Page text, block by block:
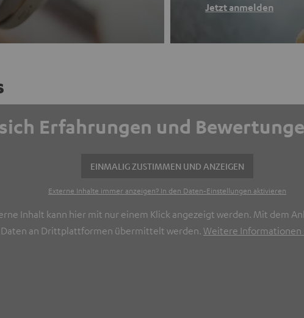
Jetzt anmelden
Erfahrungen und
EINMALIG ZUSTIMMEN UND ANZEIGEN
Externe Inhalte immer anzeigen? In den Daten‑Einstellungen aktivieren
Inhalt kann hier mit nur einem Klick angezeigt werden. Mit dem
an Drittplattformen übermittelt werden. Weitere Informationen